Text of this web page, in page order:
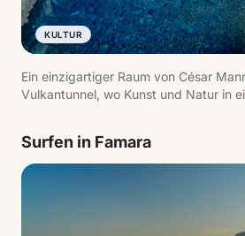
KULTUR
Ein einzigartiger Raum von César
Vulkantunnel, wo Kunst und Natur in
endemische Art.
Surfen in Famara